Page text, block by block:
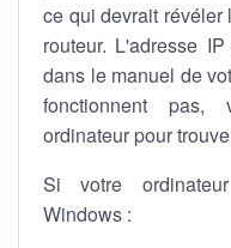
ce qui devrait révéler
routeur. L'adresse
dans le manuel de
fonctionnent pas,
ordinateur pour
Si votre
Windows :